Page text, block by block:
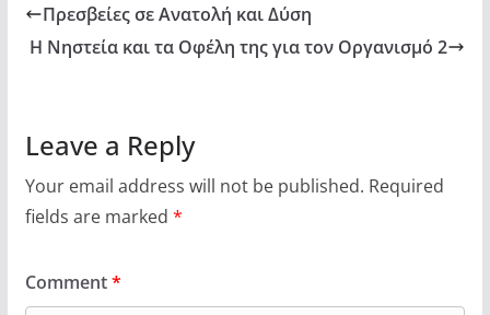
Πρεσβείες σε Ανατολή και Δύση
Η Νηστεία και τα Οφέλη της για τον Οργανισμό 2
Leave a Reply
Your email address will not be published. Required
fields are marked *
Comment*